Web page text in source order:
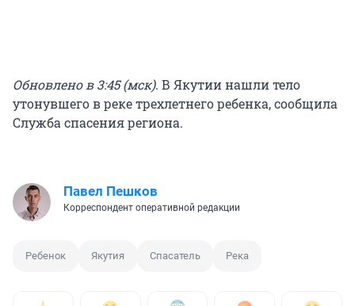
Обновлено в 3:45 (мск). В Якутии нашли тело
утонувшего в реке трехлетнего ребенка, сообщила
Служба спасения региона.
Павел Пешков
Корреспондент оперативной редакции
Ребенок Якутия Спасатель Река